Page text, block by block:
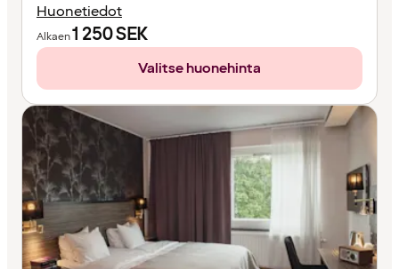
Huonetiedot
Alkaen1 250SEK
Valitse huonehinta